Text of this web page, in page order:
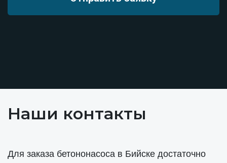
Наши контакты
Для заказа бетононасоса в Бийске достаточно